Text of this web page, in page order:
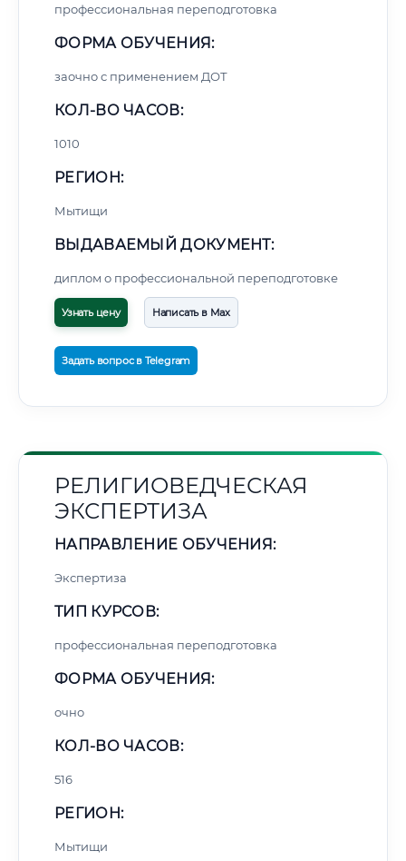
профессиональная переподготовка
ФОРМА ОБУЧЕНИЯ:
заочно с применением ДОТ
КОЛ-ВО ЧАСОВ:
1010
РЕГИОН:
Мытищи
ВЫДАВАЕМЫЙ ДОКУМЕНТ:
диплом о профессиональной переподготовке
Узнать цену Написать в Max
Задать вопрос в Telegram
РЕЛИГИОВЕДЧЕСКАЯ
ЭКСПЕРТИЗА
НАПРАВЛЕНИЕ ОБУЧЕНИЯ:
Экспертиза
ТИП КУРСОВ:
профессиональная переподготовка
ФОРМА ОБУЧЕНИЯ:
очно
КОЛ-ВО ЧАСОВ:
516
РЕГИОН:
Мытищи